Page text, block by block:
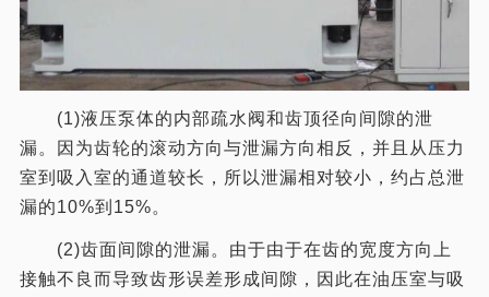
(1)液压泵体的内部疏水阀和齿顶径向间隙的泄
漏。因为齿轮的滚动方向与泄漏方向相反，并且从压力
室到吸入室的通道较长，所以泄漏相对较小，约占总泄
漏的10%到15%。
(2)齿面间隙的泄漏。由于由于在齿的宽度方向上
接触不良而导致齿形误差形成间隙，因此在油压室与吸